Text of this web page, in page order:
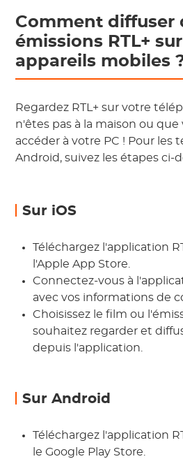
Comment diffuser
émissions RTL+
appareils mobiles
Regardez RTL+ sur votre
n'êtes pas à la maison ou
accéder à votre PC ! Pour les
Android, suivez les étapes ci-
Sur iOS
Téléchargez l'application
l'Apple App Store.
Connectez-vous à
avec vos informations de
Choisissez le film ou
souhaitez regarder et
depuis l'application.
Sur Android
Téléchargez l'application
le Google Play Store.